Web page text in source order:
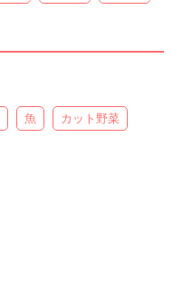
魚 カット野菜